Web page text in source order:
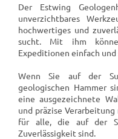
Der Estwing
unverzichtbares
hochwertiges und
sucht. Mit ihm
Expeditionen einfach
Wenn Sie auf der
geologischen Hammer
eine ausgezeichnete
und präzise
für alle, die auf der
Zuverlässigkeit sind.